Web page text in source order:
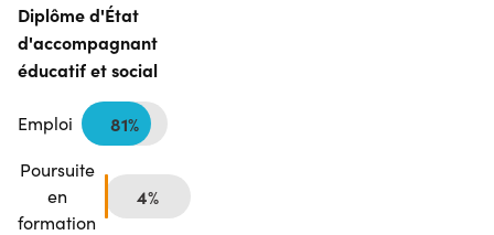
Diplôme d'État
d'accompagnant
éducatif et social
Emploi 81%
Poursuite
en
formation
4%